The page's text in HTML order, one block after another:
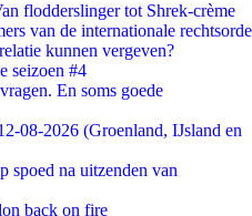
flodderslinger tot Shrek-crème
van de internationale rechtsorde
kunnen vergeven?
seizoen #4
En soms goede
08-2026 (Groenland, IJsland en
spoed na uitzenden van
back on fire